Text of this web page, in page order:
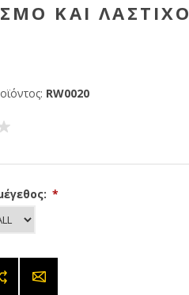
ΚΑΙ ΛΆΣΤΙΧΟ
RW0020
*